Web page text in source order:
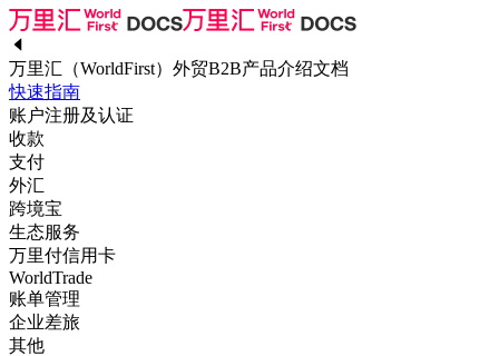
万里汇（WorldFirst）外贸B2B产品介绍文档
快速指南
账户注册及认证
收款
支付
外汇
跨境宝
生态服务
万里付信用卡
WorldTrade
账单管理
企业差旅
其他